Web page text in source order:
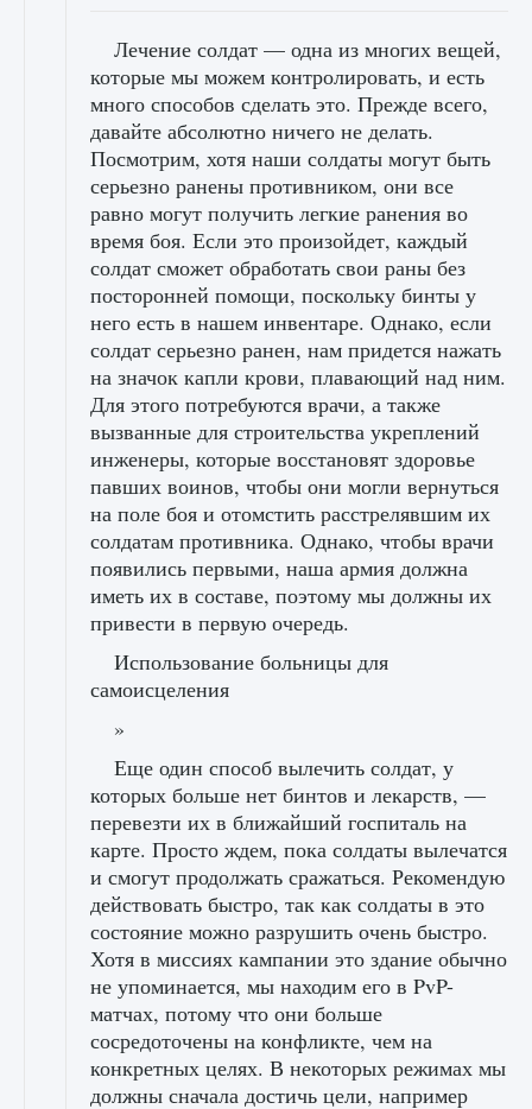
Лечение солдат — одна из многих вещей,
которые мы можем контролировать, и есть
много способов сделать это. Прежде всего,
давайте абсолютно ничего не делать.
Посмотрим, хотя наши солдаты могут быть
серьезно ранены противником, они все
равно могут получить легкие ранения во
время боя. Если это произойдет, каждый
солдат сможет обработать свои раны без
посторонней помощи, поскольку бинты у
него есть в нашем инвентаре. Однако, если
солдат серьезно ранен, нам придется нажать
на значок капли крови, плавающий над ним.
Для этого потребуются врачи, а также
вызванные для строительства укреплений
инженеры, которые восстановят здоровье
павших воинов, чтобы они могли вернуться
на поле боя и отомстить расстрелявшим их
солдатам противника. Однако, чтобы врачи
появились первыми, наша армия должна
иметь их в составе, поэтому мы должны их
привести в первую очередь.
Использование больницы для
самоисцеления
»
Еще один способ вылечить солдат, у
которых больше нет бинтов и лекарств, —
перевезти их в ближайший госпиталь на
карте. Просто ждем, пока солдаты вылечатся
и смогут продолжать сражаться. Рекомендую
действовать быстро, так как солдаты в это
состояние можно разрушить очень быстро.
Хотя в миссиях кампании это здание обычно
не упоминается, мы находим его в PvP-
матчах, потому что они больше
сосредоточены на конфликте, чем на
конкретных целях. В некоторых режимах мы
должны сначала достичь цели, например